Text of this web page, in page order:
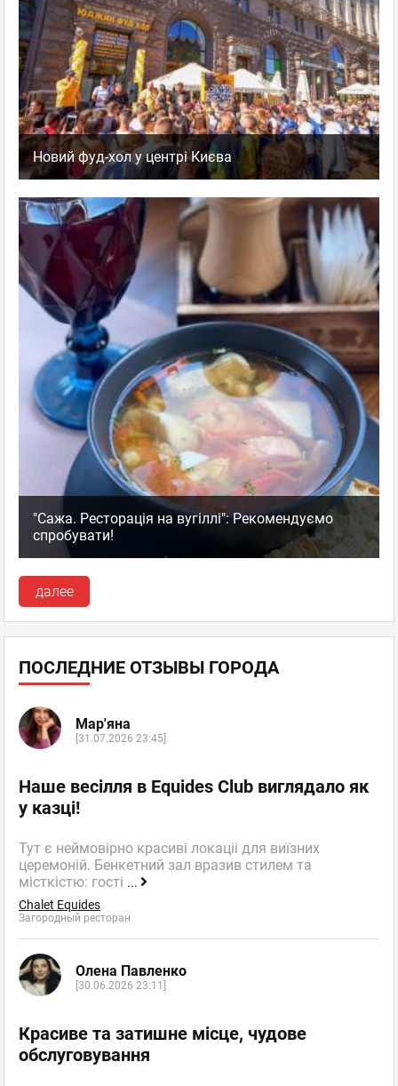
Новий фуд-хол у центрі Києва
"Сажа. Ресторація на вугіллі": Рекомендуємо
спробувати!
далее
ПОСЛЕДНИЕ ОТЗЫВЫ ГОРОДА
Мар'яна
[31.07.2026 23:45]
Наше весілля в Equides Club виглядало як
у казці!
Тут є неймовірно красиві локаціі для виїзних
церемоній. Бенкетний зал вразив стилем та
місткістю: гості ...
Chalet Equides
Загородный ресторан
Олена Павленко
[30.06.2026 23:11]
Красиве та затишне місце, чудове
обслуговування